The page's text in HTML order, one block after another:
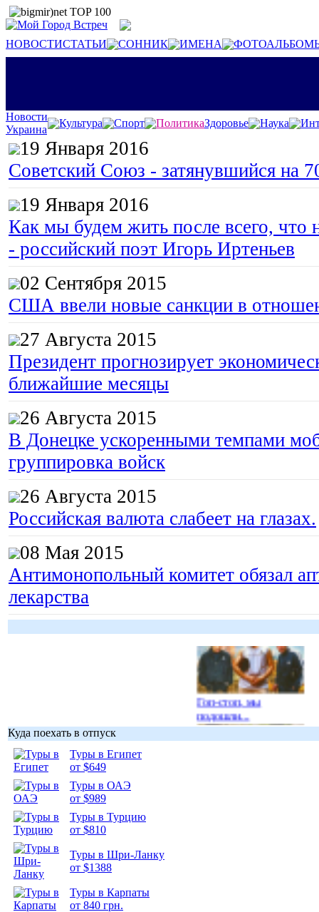
НОВОСТИСТАТЬИ СОННИК ИМЕНА
Новости
Украина
Культура Спорт ПолитикаЗдоровье Наука
19 Января 2016
Советский Союз - затянувшийся на
19 Января 2016
Как мы будем жить после всего, что
- российский поэт Игорь Иртеньев
02 Сентября 2015
США ввели новые санкции в
27 Августа 2015
Президент прогнозирует
ближайшие месяцы
26 Августа 2015
В Донецке ускоренными темпами
группировка войск
26 Августа 2015
Российская валюта слабеет на глазах.
08 Мая 2015
Антимонопольный комитет обязал
лекарства
Гоп-стоп, мы
подошли...
Куда поехать в отпуск
Туры в Египет
от $649
Туры в ОАЭ
от $989
Туры в Турцию
от $810
Туры в Шри-Ланку
от $1388
Туры в Карпаты
от 840 грн.